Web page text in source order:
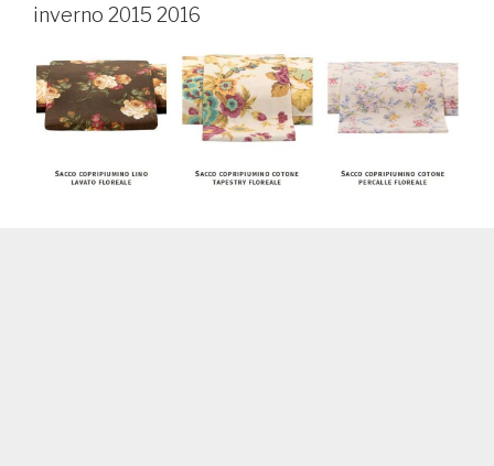
inverno 2015 2016